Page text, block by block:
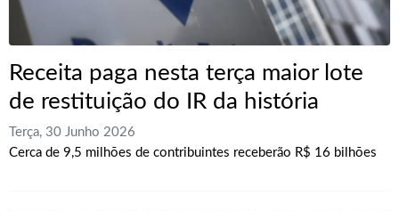
Receita paga nesta terça maior lote
de restituição do IR da história
Terça, 30 Junho 2026
Cerca de 9,5 milhões de contribuintes receberão R$ 16 bilhões